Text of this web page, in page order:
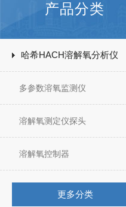
产品分类
哈希HACH溶解氧分析仪
多参数溶氧监测仪
溶解氧测定仪探头
溶解氧控制器
更多分类